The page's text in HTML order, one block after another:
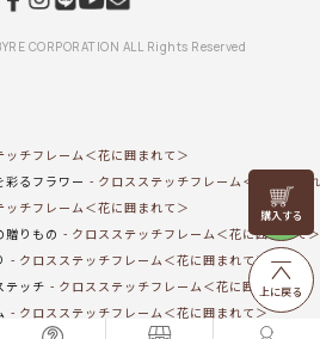
リリヤン
フェア
上に戻る
CORPORATION ALL Rights Reserved
ッチフレーム＜花に囲まれて＞
彩るフラワー
クロスステッチフレーム＜花に囲ま
ッチフレーム＜花に囲まれて＞
贈りもの
クロスステッチフレーム＜花に囲まれて＞
クロスステッチフレーム＜花に囲まれて＞
テッチ
クロスステッチフレーム＜花に囲まれて＞
クロスステッチフレーム＜花に囲まれて＞